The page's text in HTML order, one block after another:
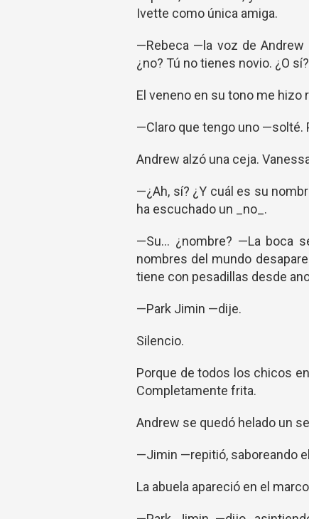
Ivette como única amiga.
—Rebeca —la voz de Andrew
¿no? Tú no tienes novio. ¿O sí?
El veneno en su tono me hizo
—Claro que tengo uno —solté.
Andrew alzó una ceja.
—¿Ah, sí? ¿Y cuál es su
ha escuchado un _no_.
—Su… ¿nombre? —La boca
nombres del mundo
tiene con pesadillas desde
—Park Jimin —dije.
Silencio.
Porque de todos los chicos
Completamente frita.
Andrew se quedó helado un
—Jimin —repitió, saboreando
La abuela apareció en el